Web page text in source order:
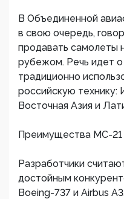
В Объединенной
в свою очередь,
продавать самолеты
рубежом. Речь идет о
традиционно
российскую технику:
Восточная Азия и
Преимущества МС-21
Разработчики
достойным
Boeing-737 и Airbus